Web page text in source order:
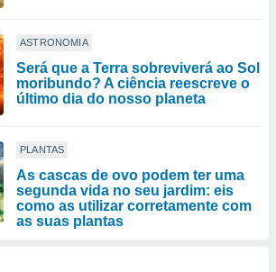
ASTRONOMIA
Será que a Terra sobreviverá ao Sol
moribundo? A ciência reescreve o
último dia do nosso planeta
PLANTAS
As cascas de ovo podem ter uma
segunda vida no seu jardim: eis
como as utilizar corretamente com
as suas plantas